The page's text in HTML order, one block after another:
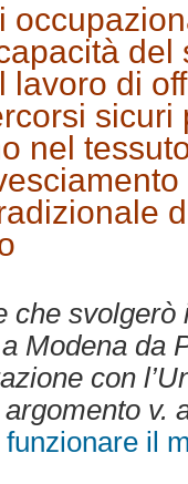
lavoro di
nel
che svolgerò
Modena da
con
v.
funzionare il